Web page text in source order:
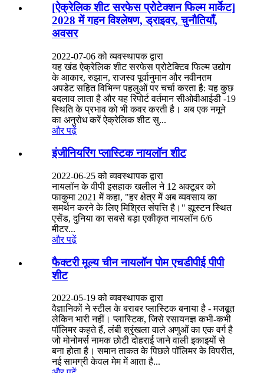
[ऐक्रेलिक शीट सरफेस प्रोटेक्शन फिल्म मार्केट]
2028 में गहन विश्लेषण, ड्राइवर, चुनौतियाँ,
अवसर
2022-07-06 को व्यवस्थापक द्वारा
यह खंड ऐक्रेलिक शीट सरफेस प्रोटेक्टिव फिल्म उद्योग
के आकार, रुझान, राजस्व पूर्वानुमान और नवीनतम
अपडेट सहित विभिन्न पहलुओं पर चर्चा करता है: यह कुछ
बदलाव लाता है और यह रिपोर्ट वर्तमान सीओवीआईडी ​​​​-19
स्थिति के प्रभाव को भी कवर करती है। अब एक नमूने
का अनुरोध करें ऐक्रेलिक शीट सु...
और पढ़ें
इंजीनियरिंग प्लास्टिक नायलॉन शीट
2022-06-25 को व्यवस्थापक द्वारा
नायलॉन के वीपी इसहाक खलील ने 12 अक्टूबर को
फाकुमा 2021 में कहा, "हर क्षेत्र में अब व्यवसाय का
समर्थन करने के लिए मिश्रित संपत्ति है।" ह्यूस्टन स्थित
एसेंड, दुनिया का सबसे बड़ा एकीकृत नायलॉन 6/6
मीटर...
और पढ़ें
फैक्टरी मूल्य चीन नायलॉन पोम एचडीपीई पीपी
शीट
2022-05-19 को व्यवस्थापक द्वारा
वैज्ञानिकों ने स्टील के बराबर प्लास्टिक बनाया है - मजबूत
लेकिन भारी नहीं। प्लास्टिक, जिसे रसायनज्ञ कभी-कभी
पॉलिमर कहते हैं, लंबी श्रृंखला वाले अणुओं का एक वर्ग है
जो मोनोमर्स नामक छोटी दोहराई जाने वाली इकाइयों से
बना होता है। समान ताकत के पिछले पॉलिमर के विपरीत,
नई सामग्री केवल मेम में आता है...